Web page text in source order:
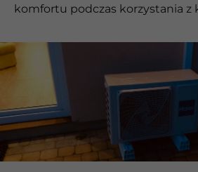
komfortu podczas korzystania z